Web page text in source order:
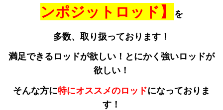
ンポジットロッド】
を
多数、取り扱っております！
満足できるロッドが欲しい！とにかく強いロッドが
欲しい！
そんな方に特にオススメのロッドになっておりま
す！